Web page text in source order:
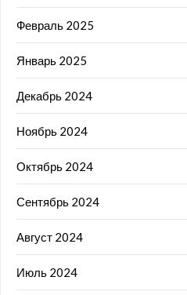
Февраль 2025
Январь 2025
Декабрь 2024
Ноябрь 2024
Октябрь 2024
Сентябрь 2024
Август 2024
Июль 2024